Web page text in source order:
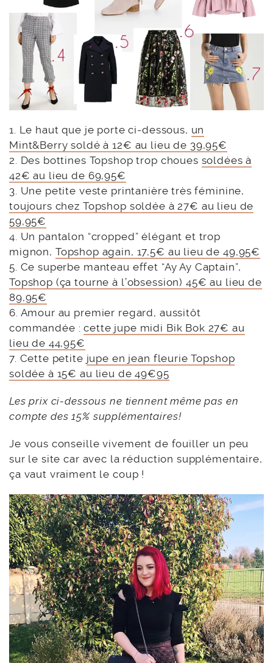
1. Le haut que je porte ci-dessous, un
Mint&Berry soldé à 12€ au lieu de 39,95€
2. Des bottines Topshop trop choues soldées à
42€ au lieu de 69,95€
3. Une petite veste printanière très féminine,
toujours chez Topshop soldée à 27€ au lieu de
59,95€
4. Un pantalon “cropped” élégant et trop
mignon, Topshop again, 17,5€ au lieu de 49,95€
5. Ce superbe manteau effet “Ay Ay Captain”,
Topshop (ça tourne à l’obsession) 45€ au lieu de
89,95€
6. Amour au premier regard, aussitôt
commandée :cette jupe midi Bik Bok 27€ au
lieu de 44,95€
7. Cette petite jupe en jean fleurie Topshop
soldée à 15€ au lieu de 49€95
Les prix ci-dessous ne tiennent même pas en
compte des 15% supplémentaires!
Je vous conseille vivement de fouiller un peu
sur le site car avec la réduction supplémentaire,
ça vaut vraiment le coup !